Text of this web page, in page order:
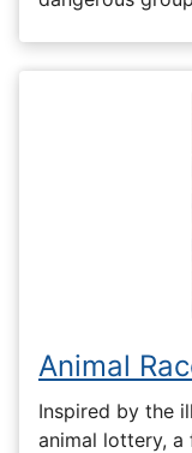
Animal
Inspired by the
animal lottery, a